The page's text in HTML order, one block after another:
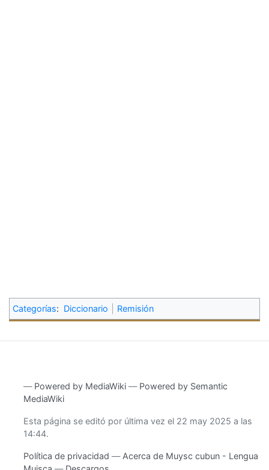
Categorías: Diccionario Remisión
― Powered by MediaWiki ― Powered by Semantic
MediaWiki
Esta página se editó por última vez el 22 may 2025 a las
14:44.
Política de privacidad
Acerca de Muysc cubun - Lengua